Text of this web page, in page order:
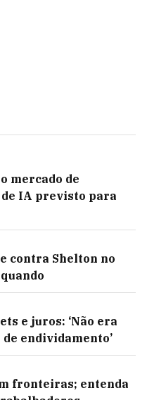
mercado de
IA previsto para
contra Shelton no
e juros: ‘Não era
endividamento’
fronteiras; entenda